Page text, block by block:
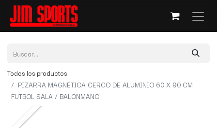
Todos los productos
PIZARRA MAGNÉTICA CERCO DE ALUMINIO 60 X 90 CM
FUTBOL SALA / BALONMANO